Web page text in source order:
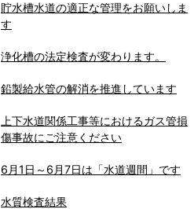
貯水槽水道の適正な管理をお願いしま
す
浄化槽の法定検査が変わります。
鉛製給水管の解消を推進しています
上下水道関係工事等におけるガス管損
傷事故にご注意ください
6月1日～6月7日は「水道週間」です
水質検査結果